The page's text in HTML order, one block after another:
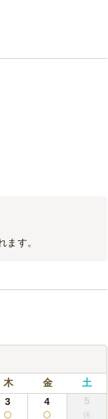
す。お気軽にご相談く
す。お気軽にご相談く
す。お気軽にご相談く
440円
す。
木 金
土
3 4 5